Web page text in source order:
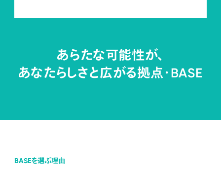
あらたな可能性が、
あなたらしさと広がる拠点・BASE
BASEを選ぶ理由